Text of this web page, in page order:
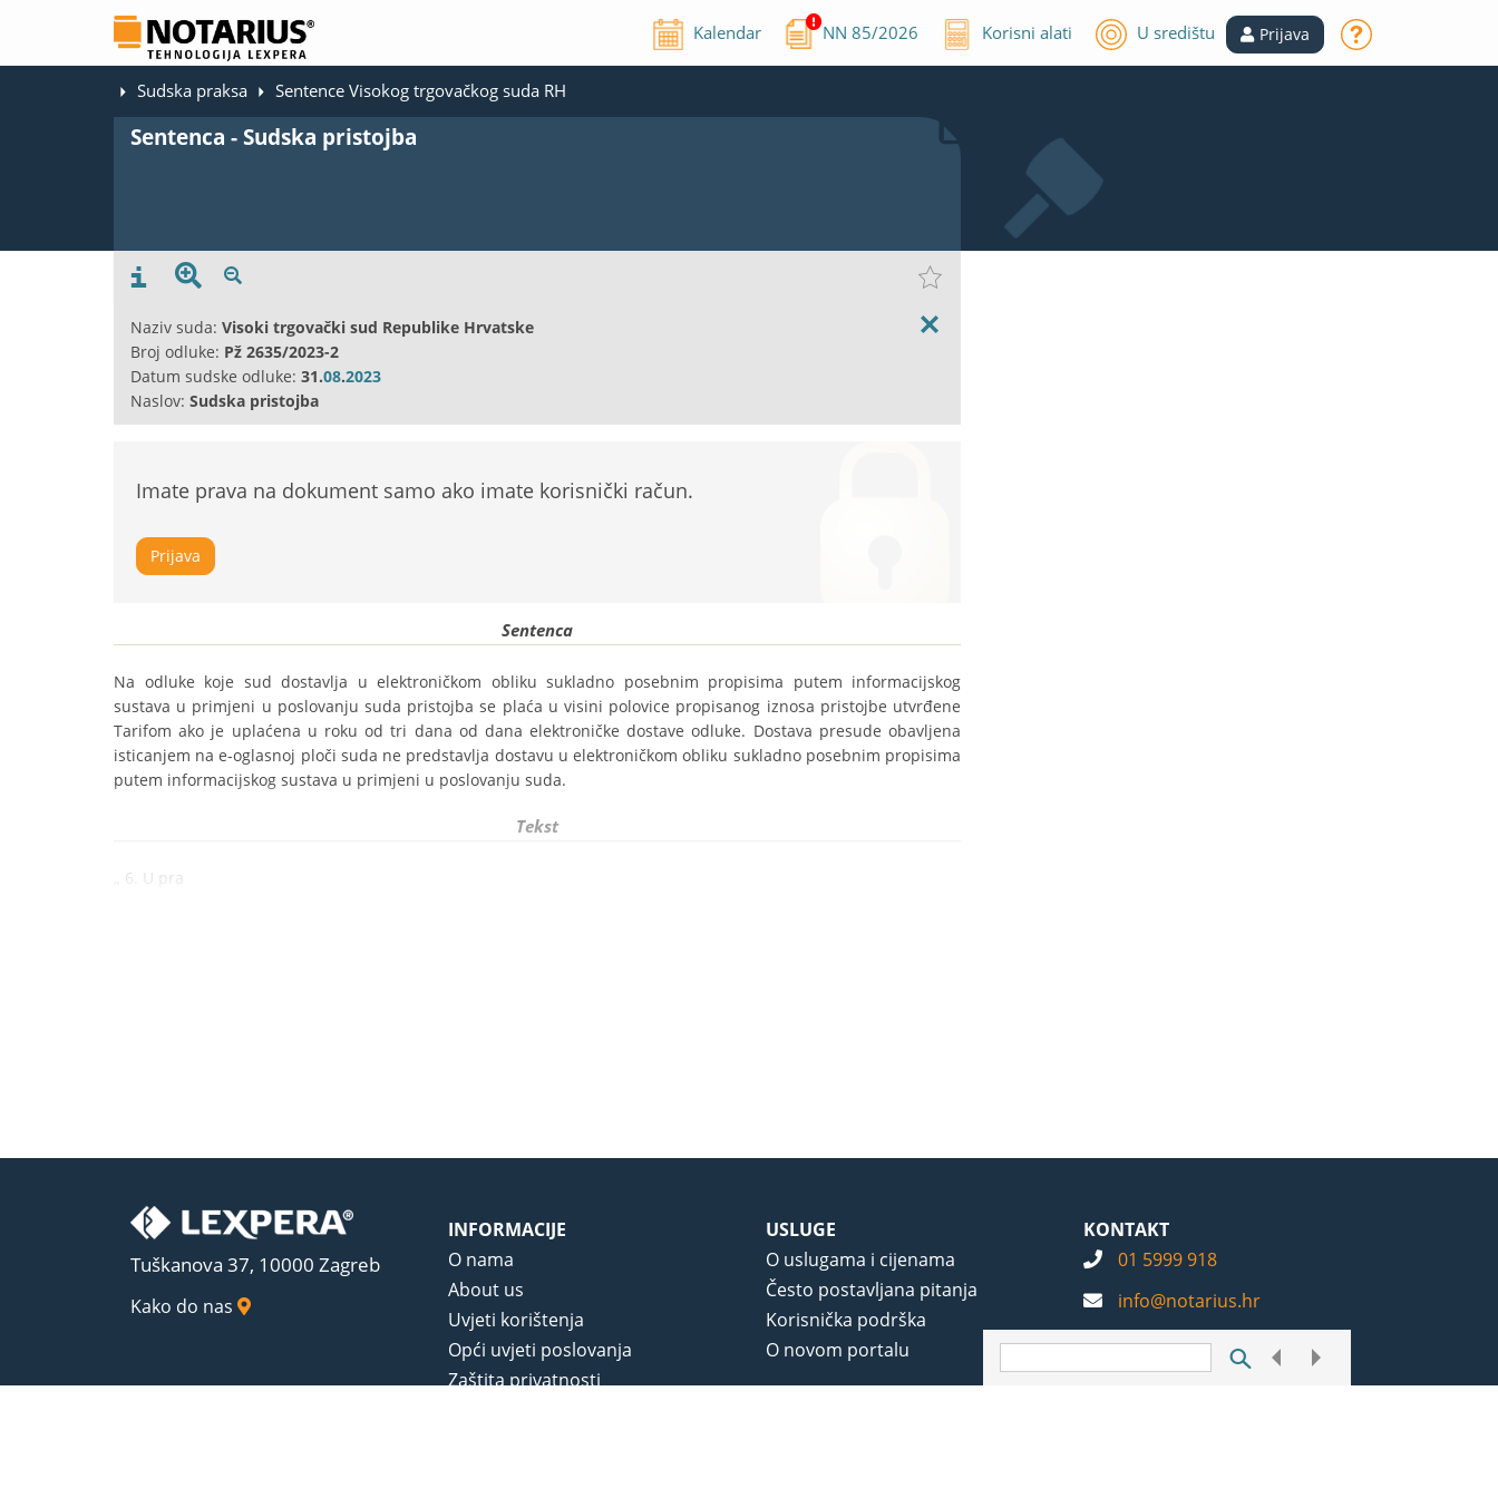
Kalendar NN85/2026 Korisni alati U središtu Prijava
Sudska praksa Sentence Visokog trgovačkog suda RH
Sentenca - Sudska pristojba
Naziv suda: Visoki trgovački sud Republike Hrvatske
Broj odluke: Pž 2635/2023-2
Datum sudske odluke: 31.08.2023
Naslov: Sudska pristojba
Imate prava na dokument samo ako imate korisnički račun.
Prijava
Sentenca
Na odluke koje sud dostavlja u elektroničkom obliku sukladno posebnim propisima putem informacijskog
sustava u primjeni u poslovanju suda pristojba se plaća u visini polovice propisanog iznosa pristojbe utvrđene
Tarifom ako je uplaćena u roku od tri dana od dana elektroničke dostave odluke. Dostava presude obavljena
isticanjem na e-oglasnoj ploči suda ne predstavlja dostavu u elektroničkom obliku sukladno posebnim propisima
putem informacijskog sustava u primjeni u poslovanju suda.
Tekst
„ 6. U pra
Tuškanova 37, 10000 Zagreb
Kako do nas
INFORMACIJE
O nama
About us
Uvjeti korištenja
Opći uvjeti poslovanja
Zaštita privatnosti
USLUGE
O uslugama i cijenama
Često postavljana pitanja
Korisnička podrška
O novom portalu
KONTAKT
01 5999 918
info@notarius.hr